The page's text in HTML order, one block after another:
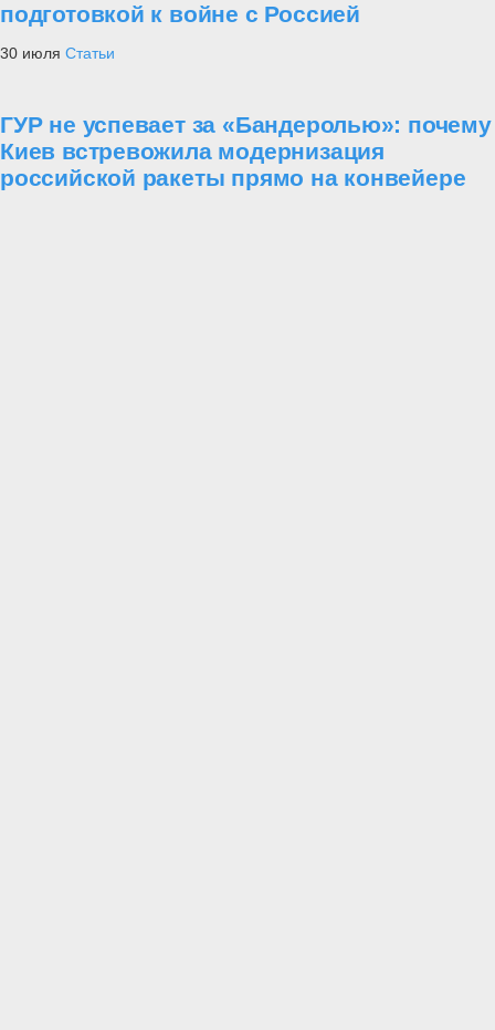
подготовкой к войне с Россией
30 июля Статьи
ГУР не успевает за «Бандеролью»: почему
Киев встревожила модернизация
российской ракеты прямо на конвейере